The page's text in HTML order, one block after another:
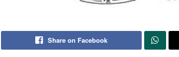
Share on Facebook